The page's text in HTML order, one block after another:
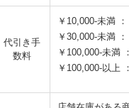
代引き手
数料
￥10,000-未満
￥30,000-未満
￥100,000-未満
￥100,000-以上